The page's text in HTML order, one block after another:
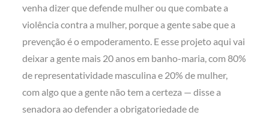
venha dizer que defende mulher ou que combate a
violência contra a mulher, porque a gente sabe que a
prevenção é o empoderamento. E esse projeto aqui vai
deixar a gente mais 20 anos em banho-maria, com 80%
de representatividade masculina e 20% de mulher,
com algo que a gente não tem a certeza — disse a
senadora ao defender a obrigatoriedade de